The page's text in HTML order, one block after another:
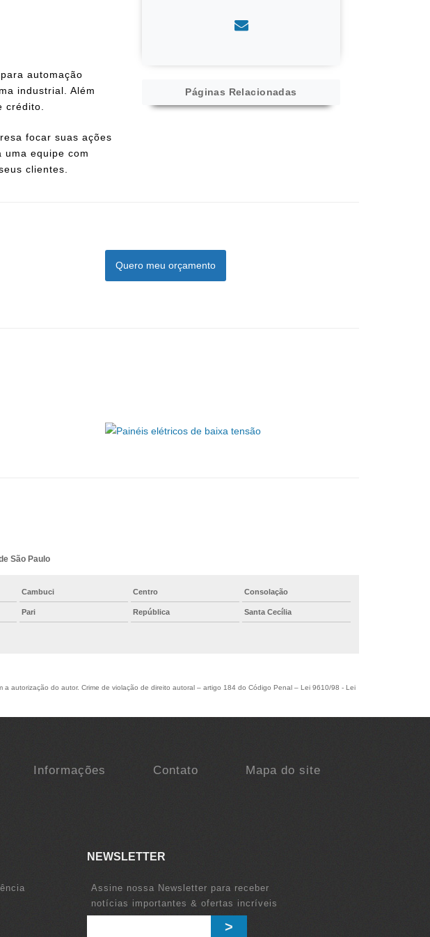
automação
industrial. Além
crédito.
focar suas ações
equipe com
clientes.
Páginas Relacionadas
Quero meu orçamento
São Paulo
Cambuci Centro Consolação
Pari República Santa Cecília
autorização do autor. Crime de violação de direito autoral – artigo 184 do Código Penal – Lei 9610/98 - Lei
Informações Contato Mapa do site
NEWSLETTER
Assine nossa Newsletter para receber
notícias importantes & ofertas incríveis